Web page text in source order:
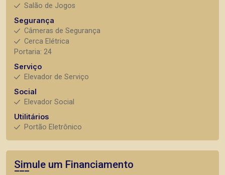
Salão de Jogos
Segurança
Câmeras de Segurança
Cerca Elétrica
Portaria: 24
Serviço
Elevador de Serviço
Social
Elevador Social
Utilitários
Portão Eletrônico
Simule um Financiamento